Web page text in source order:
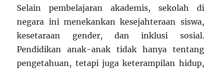
Selain pembelajaran akademis, sekolah di
negara ini menekankan kesejahteraan siswa,
kesetaraan gender, dan inklusi sosial.
Pendidikan anak-anak tidak hanya tentang
pengetahuan, tetapi juga keterampilan hidup,